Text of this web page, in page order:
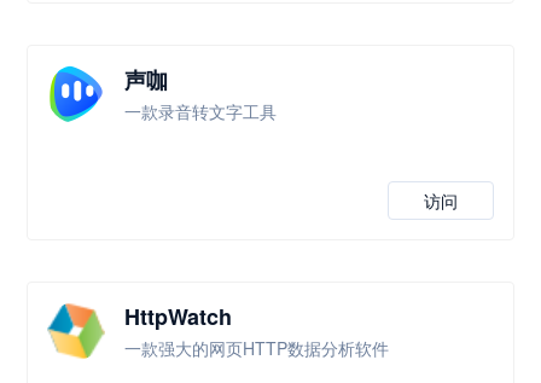
声咖
一款录音转文字工具
访问
HttpWatch
一款强大的网页HTTP数据分析软件